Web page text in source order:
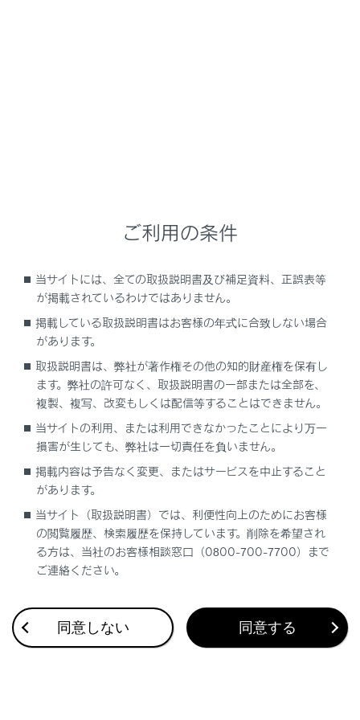
シートベルトプリテンショナーの役割
SRSエアバッグの役割
衝突時の急加速抑制
合わせて見られているページ
Lexus Teammate Advanced Park
低速時に障害物との接近を検知してブレーキをかける
最適な車間距離を保って追従走行する
このページは役に立ちましたか？
ご利用の条件
当サイトには、全ての取扱説明書及び補足資料、正誤表等
が掲載されているわけではありません。
掲載している取扱説明書はお客様の年式に合致しない場合
があります。
取扱説明書は、弊社が著作権その他の知的財産権を保有し
ます。弊社の許可なく、取扱説明書の一部または全部を、
複製、複写、改変もしくは配信等することはできません。
当サイトの利用、または利用できなかったことにより万一
損害が生じても、弊社は一切責任を負いません。
掲載内容は予告なく変更、またはサービスを中止すること
があります。
当サイト（取扱説明書）では、利便性向上のためにお客様
の閲覧履歴、検索履歴を保持しています。削除を希望され
る方は、当社のお客様相談窓口（0800-700-7700）まで
ご連絡ください。
同意しない 同意する